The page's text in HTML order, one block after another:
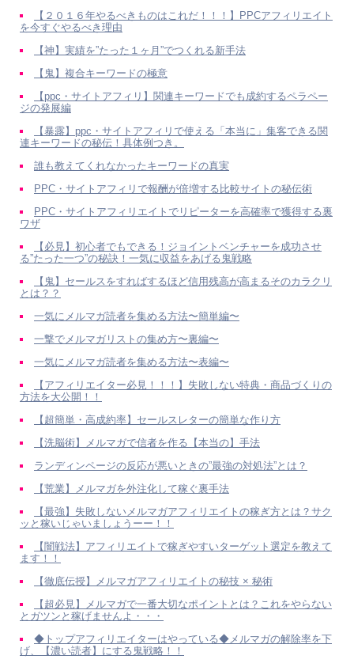
【２０１６年やるべきものはこれだ！！！】PPCアフィリエイト
を今すぐやるべき理由
【神】実績を”たった１ヶ月”でつくれる新手法
【鬼】複合キーワードの極意
【ppc・サイトアフィリ】関連キーワードでも成約するペラペー
ジの発展編
【暴露】ppc・サイトアフィリで使える「本当に」集客できる関
連キーワードの秘伝！具体例つき。
誰も教えてくれなかったキーワードの真実
PPC・サイトアフィリで報酬が倍増する比較サイトの秘伝術
PPC・サイトアフィリエイトでリピーターを高確率で獲得する裏
ワザ
【必見】初心者でもできる！ジョイントベンチャーを成功させ
る”たった一つ”の秘訣！一気に収益をあげる鬼戦略
【鬼】セールスをすればするほど信用残高が高まるそのカラクリ
とは？？
一気にメルマガ読者を集める方法〜簡単編〜
一撃でメルマガリストの集め方〜裏編〜
一気にメルマガ読者を集める方法〜表編〜
【アフィリエイター必見！！！】失敗しない特典・商品づくりの
方法を大公開！！
【超簡単・高成約率】セールスレターの簡単な作り方
【洗脳術】メルマガで信者を作る【本当の】手法
ランディンページの反応が悪いときの”最強の対処法”とは？
【荒業】メルマガを外注化して稼ぐ裏手法
【最強】失敗しないメルマガアフィリエイトの稼ぎ方とは？サク
ッと稼いじゃいましょうーー！！
【闇戦法】アフィリエイトで稼ぎやすいターゲット選定を教えて
ます！！
【徹底伝授】メルマガアフィリエイトの秘技 × 秘術
【超必見】メルマガで一番大切なポイントとは？これをやらない
とガツンと稼げませんよ・・・
◆トップアフィリエイターはやっている◆メルマガの解除率を下
げ、【濃い読者】にする鬼戦略！！